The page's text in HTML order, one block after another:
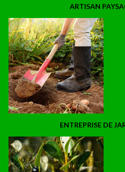
ARTISAN
ENTREPRISE DE